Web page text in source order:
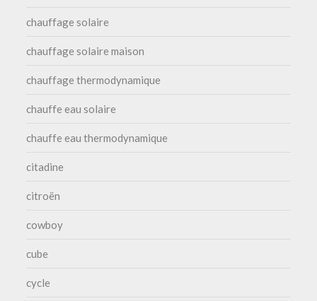
chauffage solaire
chauffage solaire maison
chauffage thermodynamique
chauffe eau solaire
chauffe eau thermodynamique
citadine
citroën
cowboy
cube
cycle